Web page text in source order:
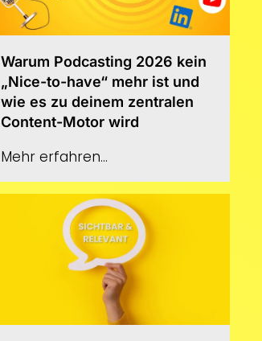
Warum Podcasting 2026 kein
„Nice-to-have“ mehr ist und
wie es zu deinem zentralen
Content-Motor wird
Mehr erfahren...